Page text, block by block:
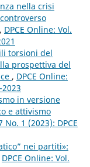
nella crisi
, DPCE Online: Vol.
torsioni del
prospettiva del
, DPCE Online:
in versione
e attivismo
No. 1 (2023): DPCE
nei partiti»:
DPCE Online: Vol.